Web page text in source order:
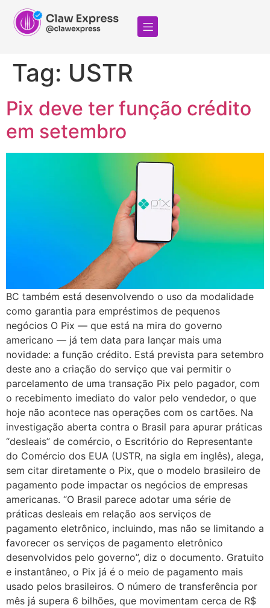
Tag: USTR
Pix deve ter função crédito
em setembro
BC também está desenvolvendo o uso da modalidade
como garantia para empréstimos de pequenos
negócios O Pix — que está na mira do governo
americano — já tem data para lançar mais uma
novidade: a função crédito. Está prevista para setembro
deste ano a criação do serviço que vai permitir o
parcelamento de uma transação Pix pelo pagador, com
o recebimento imediato do valor pelo vendedor, o que
hoje não acontece nas operações com os cartões. Na
investigação aberta contra o Brasil para apurar práticas
“desleais” de comércio, o Escritório do Representante
do Comércio dos EUA (USTR, na sigla em inglês), alega,
sem citar diretamente o Pix, que o modelo brasileiro de
pagamento pode impactar os negócios de empresas
americanas. “O Brasil parece adotar uma série de
práticas desleais em relação aos serviços de
pagamento eletrônico, incluindo, mas não se limitando a
favorecer os serviços de pagamento eletrônico
desenvolvidos pelo governo”, diz o documento. Gratuito
e instantâneo, o Pix já é o meio de pagamento mais
usado pelos brasileiros. O número de transferência por
mês já supera 6 bilhões, que movimentam cerca de R$